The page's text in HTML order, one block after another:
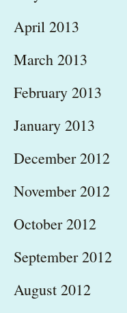
April 2013
March 2013
February 2013
January 2013
December 2012
November 2012
October 2012
September 2012
August 2012